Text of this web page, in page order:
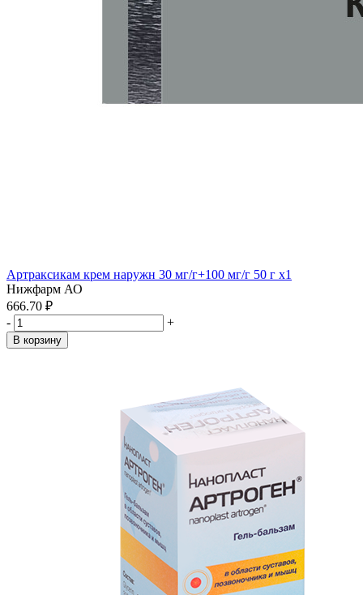
Артраксикам крем наружн 30 мг/г+100 мг/г 50 г x1
Нижфарм АО
666.70 ₽
-
+
В корзину